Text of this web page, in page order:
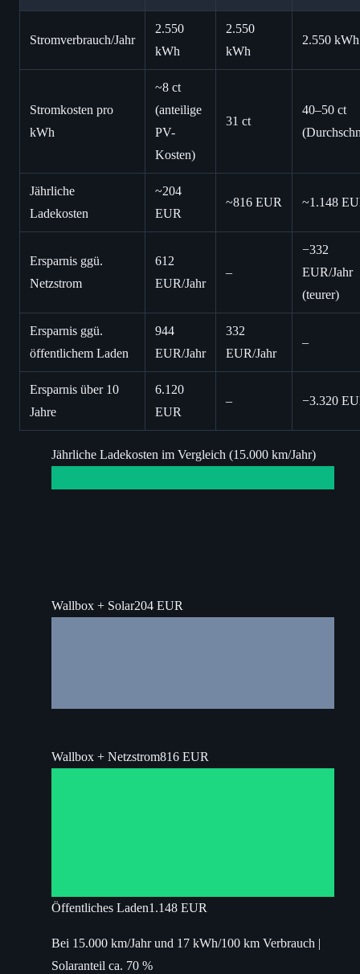
Stromverbrauch/Jahr
2.550
kWh
2.550
kWh
2.550 kWh
Stromkosten pro
kWh
~8 ct
(anteilige
PV-
Kosten)
31 ct
40–50 ct
Jährliche
Ladekosten
~204
EUR
~816 EUR ~1.148
Ersparnis ggü.
Netzstrom
612
EUR/Jahr
–
−332
EUR/Jahr
(teurer)
Ersparnis ggü.
öffentlichem Laden
944
EUR/Jahr
332
EUR/Jahr
–
Ersparnis über 10
Jahre
6.120
EUR
– −3.320
Jährliche Ladekosten im Vergleich (15.000 km/Jahr)
Wallbox + Solar204 EUR
Wallbox + Netzstrom816 EUR
Öffentliches Laden1.148 EUR
Bei 15.000 km/Jahr und 17 kWh/100 km Verbrauch |
Solaranteil ca. 70 %